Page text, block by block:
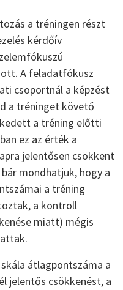
a tréningen részt
kérdőív
A feladatfókusz
csoportnál a képzést
a tréninget követő
a tréning előtti
ez az érték a
jelentősen csökkent
mondhatjuk, hogy a
a tréning
a kontroll
miatt) mégis
átlagpontszáma a
jelentős csökkenést, a